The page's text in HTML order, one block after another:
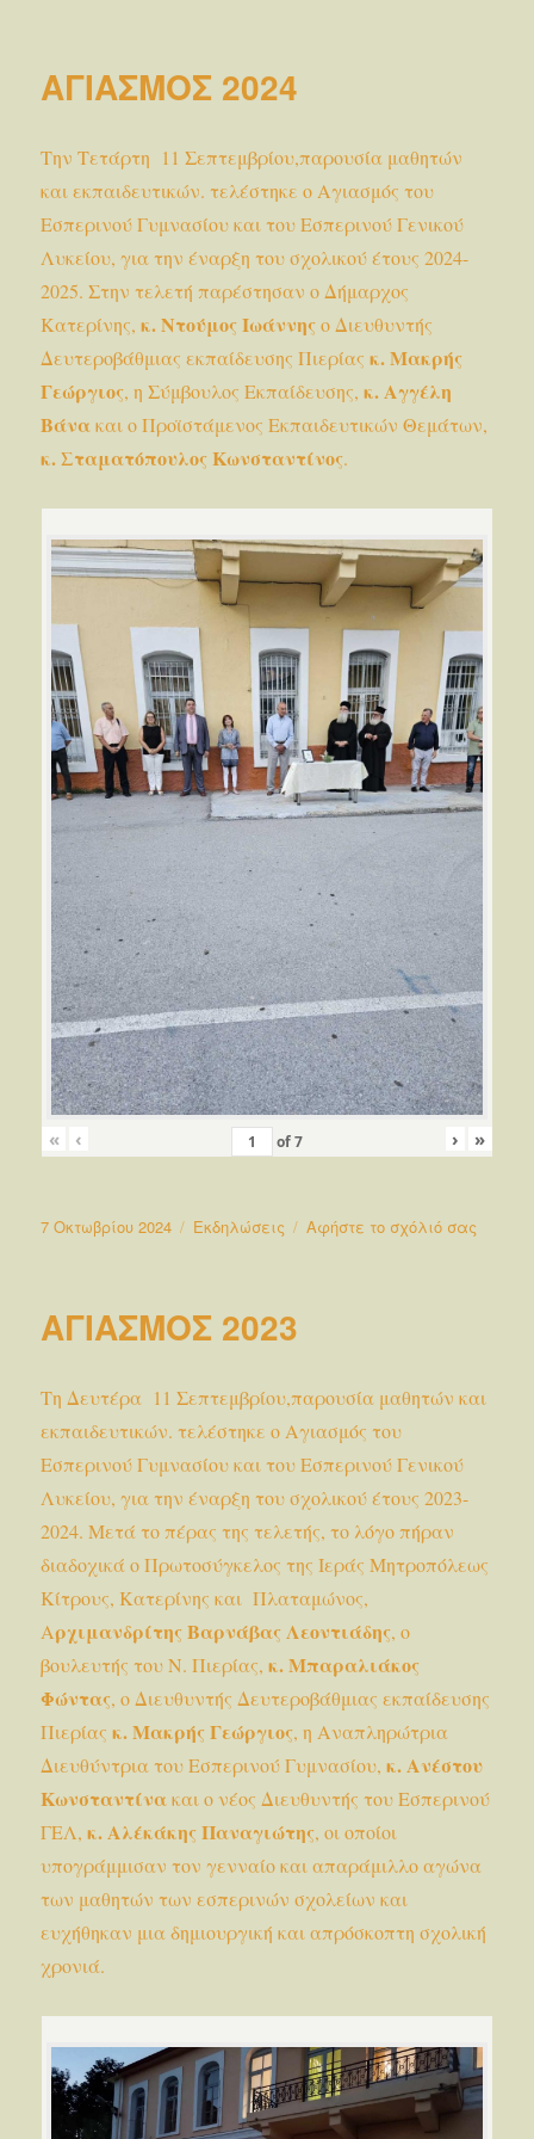
ΑΓΙΑΣΜΟΣ 2024
Την Τετάρτη 11 Σεπτεμβρίου,παρουσία μαθητών
και εκπαιδευτικών. τελέστηκε ο Αγιασμός του
Εσπερινού Γυμνασίου και του Εσπερινού Γενικού
Λυκείου, για την έναρξη του σχολικού έτους 2024-
2025. Στην τελετή παρέστησαν ο Δήμαρχος
Κατερίνης,κ.Ντούμος Ιωάννηςο Διευθυντής
Δευτεροβάθμιας εκπαίδευσης Πιερίας κ. Μακρής
Γεώργιος, η Σύμβουλος Εκπαίδευσης,κ. Αγγέλη
Βάνακαι ο Προϊστάμενος Εκπαιδευτικών Θεμάτων,
κ. Σταματόπουλος Κωνσταντίνος.
« ‹ of7 › »
Δημοσιεύτηκε
7 Οκτωβρίου 2024 Κατηγορίες
Εκδηλώσεις Αφήστε το σχόλιό σας
ΑΓΙΑΣΜΟΣ 2023
Τη Δευτέρα 11 Σεπτεμβρίου,παρουσία μαθητών και
εκπαιδευτικών. τελέστηκε ο Αγιασμός του
Εσπερινού Γυμνασίου και του Εσπερινού Γενικού
Λυκείου, για την έναρξη του σχολικού έτους 2023-
2024. Μετά το πέρας της τελετής, το λόγο πήραν
διαδοχικά ο Πρωτοσύγκελος της Ιεράς Μητροπόλεως
Κίτρους, Κατερίνης και Πλαταμώνος,
Αρχιμανδρίτης Βαρνάβας Λεοντιάδης, ο
βουλευτής του Ν. Πιερίας, κ. Μπαραλιάκος
Φώντας, ο Διευθυντής Δευτεροβάθμιας εκπαίδευσης
Πιερίας κ. Μακρής Γεώργιος, η Αναπληρώτρια
Διευθύντρια του Εσπερινού Γυμνασίου,κ. Ανέστου
Κωνσταντίνακαι ο νέος Διευθυντής του Εσπερινού
ΓΕΛ,κ. Αλέκάκης Παναγιώτης, οι οποίοι
υπογράμμισαν τον γενναίο και απαράμιλλο αγώνα
των μαθητών των εσπερινών σχολείων και
ευχήθηκαν μια δημιουργική και απρόσκοπτη σχολική
χρονιά.